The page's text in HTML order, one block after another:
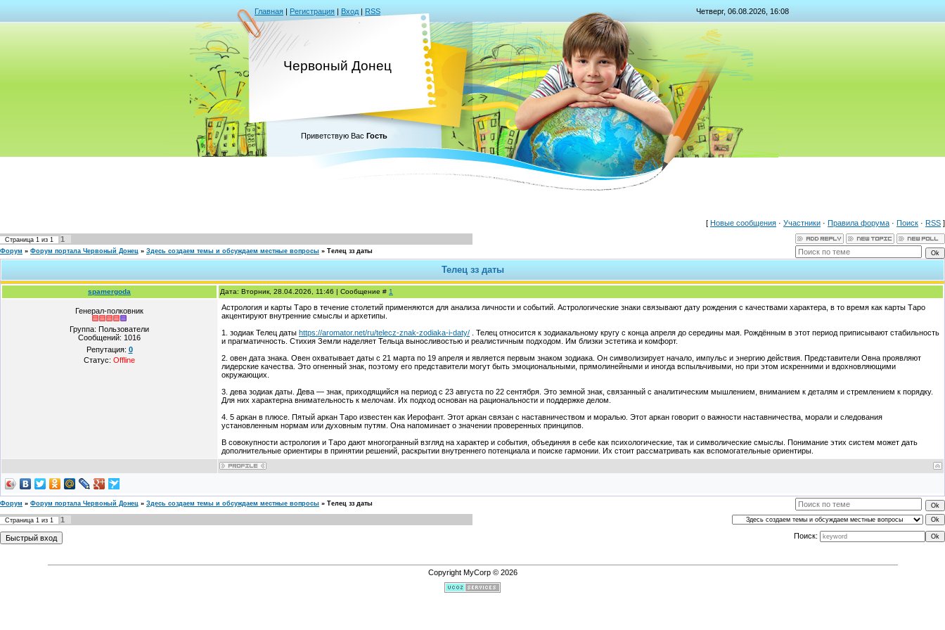
Главная | Регистрация | Вход | RSS Четверг, 06.08.2026, 16:08
Червоный Донец
Приветствую Вас Гость
[ Новые сообщения · Участники · Правила форума · Поиск · RSS ]
Страница 1 из 1 1
Форум » Форум портала Червоный Донец » Здесь создаем темы и обсуждаем местные вопросы » Телец зз даты
Телец зз даты
spamergoda Дата: Вторник, 28.04.2026, 11:46 | Сообщение # 1
Генерал-полковник
Группа: Пользователи
Сообщений: 1016
Репутация: 0
Статус: Offline
Астрология и карты Таро в течение столетий применяются для анализа личности и событий. Астрологические знаки связывают дату рождения с качествами характера, в то время как карты Таро
акцентируют внутренние смыслы и архетипы.
1. зодиак Телец даты https://aromator.net/ru/telecz-znak-zodiaka-i-daty/ . Телец относится к зодиакальному кругу с конца апреля до середины мая. Рождённым в этот период приписывают стабильность
и прагматичность. Стихия Земли наделяет Тельца выносливостью и реалистичным подходом. Им близки эстетика и комфорт.
2. овен дата знака. Овен охватывает даты с 21 марта по 19 апреля и является первым знаком зодиака. Он символизирует начало, импульс и энергию действия. Представители Овна проявляют
лидерские качества. Это огненный знак, поэтому его представители могут быть эмоциональными, прямолинейными и иногда вспыльчивыми, но при этом искренними и вдохновляющими
окружающих.
3. дева зодиак даты. Дева — знак, приходящийся на период с 23 августа по 22 сентября. Это земной знак, связанный с аналитическим мышлением, вниманием к деталям и стремлением к порядку.
Для них характерна внимательность к мелочам. Их подход основан на рациональности и поддержке делом.
4. 5 аркан в плюсе. Пятый аркан Таро известен как Иерофант. Этот аркан связан с наставничеством и моралью. Этот аркан говорит о важности наставничества, морали и следования
установленным нормам или духовным путям. Она напоминает о значении проверенных принципов.
В совокупности астрология и Таро дают многогранный взгляд на характер и события, объединяя в себе как психологические, так и символические смыслы. Понимание этих систем может дать
дополнительные ориентиры в принятии решений, раскрытии внутреннего потенциала и поиске гармонии. Их стоит рассматривать как вспомогательные ориентиры.
Форум » Форум портала Червоный Донец » Здесь создаем темы и обсуждаем местные вопросы » Телец зз даты
Страница 1 из 1
1
Поиск:
Copyright MyCorp © 2026